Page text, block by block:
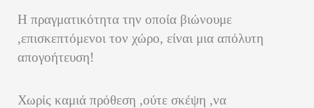
Η πραγματικότητα την οποία βιώνουμε
,επισκεπτόμενοι τον χώρο, είναι μια απόλυτη
απογοήτευση!
Χωρίς καμιά πρόθεση ,ούτε σκέψη ,να